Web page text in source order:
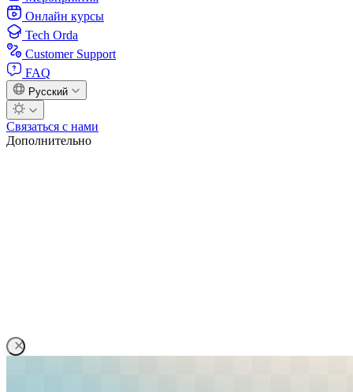
Онлайн курсы
Tech Orda
Customer Support
FAQ
Русский
Связаться с нами
Дополнительно